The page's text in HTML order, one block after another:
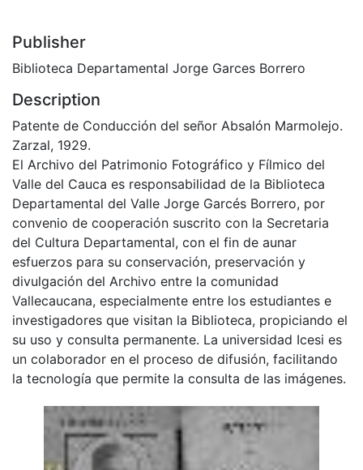
Publisher
Biblioteca Departamental Jorge Garces Borrero
Description
Patente de Conducción del señor Absalón Marmolejo.
Zarzal, 1929.
El Archivo del Patrimonio Fotográfico y Fílmico del
Valle del Cauca es responsabilidad de la Biblioteca
Departamental del Valle Jorge Garcés Borrero, por
convenio de cooperación suscrito con la Secretaria
del Cultura Departamental, con el fin de aunar
esfuerzos para su conservación, preservación y
divulgación del Archivo entre la comunidad
Vallecaucana, especialmente entre los estudiantes e
investigadores que visitan la Biblioteca, propiciando el
su uso y consulta permanente. La universidad Icesi es
un colaborador en el proceso de difusión, facilitando
la tecnología que permite la consulta de las imágenes.